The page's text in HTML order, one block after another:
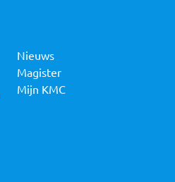
Nieuws
Magister
Mijn KMC